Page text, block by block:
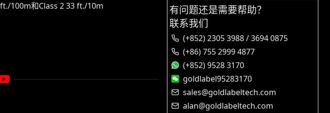
100m和Class 2 33 ft./10m
有问题还是需要帮助？
联系我们
(+852) 2305 3988 / 3694 0875
(+86) 755 2999 4877
(+852) 9528 3170
goldlabel95283170
sales@goldlabeltech.com
alan@goldlabeltech.com